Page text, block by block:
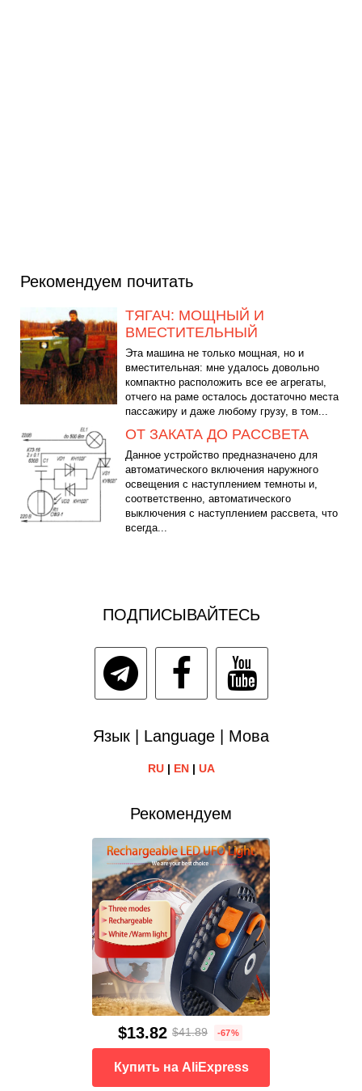
Рекомендуем почитать
ТЯГАЧ: МОЩНЫЙ И
ВМЕСТИТЕЛЬНЫЙ
Эта машина не только мощная, но и
вместительная: мне удалось довольно
компактно расположить все ее агрегаты,
отчего на раме осталось достаточно места
пассажиру и даже любому грузу, в том...
ОТ ЗАКАТА ДО РАССВЕТА
Данное устройство предназначено для
автоматического включения наружного
освещения с наступлением темноты и,
соответственно, автоматического
выключения с наступлением рассвета, что
всегда...
ПОДПИСЫВАЙТЕСЬ
Язык | Language | Мова
RU| EN| UA
Рекомендуем
$13.82 $41.89 -67%
Купить на AliExpress